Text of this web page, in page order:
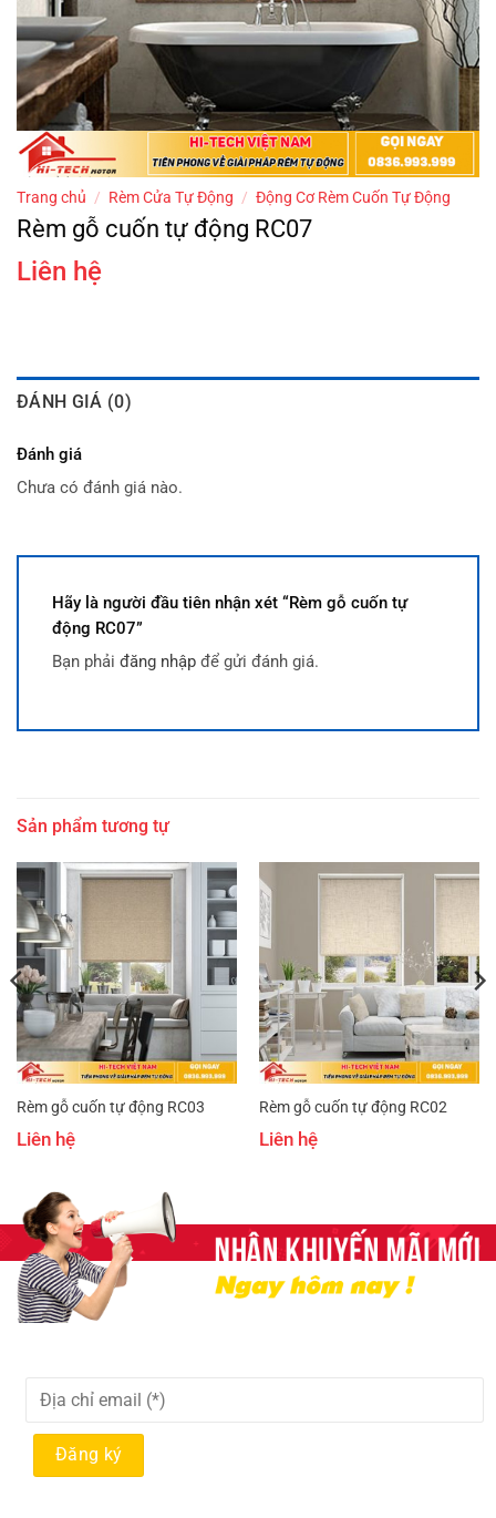
Trang chủ / Rèm Cửa Tự Động / Động Cơ Rèm Cuốn Tự Động
Rèm gỗ cuốn tự động RC07
Liên hệ
ĐÁNH GIÁ (0)
Đánh giá
Chưa có đánh giá nào.
Hãy là người đầu tiên nhận xét “Rèm gỗ cuốn tự
động RC07”
Bạn phải đăng nhập để gửi đánh giá.
Sản phẩm tương tự
Rèm gỗ cuốn tự động RC03
Liên hệ
Rèm gỗ cuốn tự động RC02
Liên hệ